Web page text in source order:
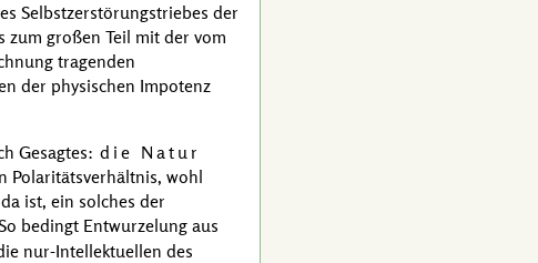
Selbstzerstörungstriebes der
großen Teil mit der vom
tragenden
der physischen Impotenz
Gesagtes: die Natur
Polaritätsverhältnis, wohl
ist, ein solches der
bedingt Entwurzelung aus
nur-Intellektuellen des